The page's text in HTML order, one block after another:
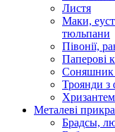
Листя
Маки,
тюльпани
Півонії,
Паперові
Соняшник
Троянди з
Металеві
Брадсы,